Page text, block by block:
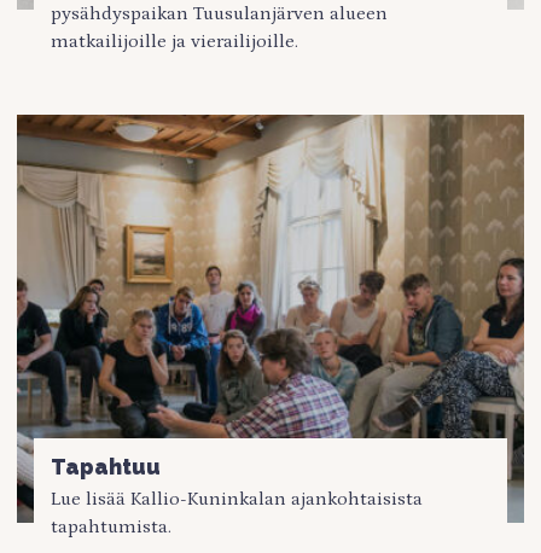
pysähdyspaikan Tuusulanjärven alueen
matkailijoille ja vierailijoille.
Tapahtuu
Lue lisää Kallio-Kuninkalan ajankohtaisista
tapahtumista.